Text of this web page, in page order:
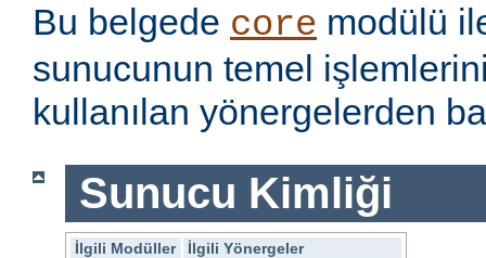
Bu belgede core modülü
sunucunun temel
kullanılan yönergelerden
Sunucu Kimliği
İlgili Modüller
İlgili Yönergeler